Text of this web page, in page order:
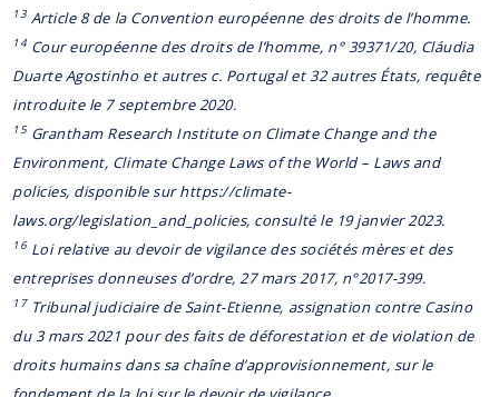
13Article 8 de la Convention européenne des droits de l’homme.
14 Cour européenne des droits de l’homme, n° 39371/20, Cláudia
Duarte Agostinho et autres c. Portugal et 32 autres États, requête
introduite le 7 septembre 2020.
15Grantham Research Institute on Climate Change and the
Environment, Climate Change Laws of the World – Laws and
policies, disponible sur https://climate-
laws.org/legislation_and_policies, consulté le 19 janvier 2023.
16Loi relative au devoir de vigilance des sociétés mères et des
entreprises donneuses d’ordre, 27 mars 2017, n°2017-399.
17Tribunal judiciaire de Saint-Etienne, assignation contre Casino
du 3 mars 2021 pour des faits de déforestation et de violation de
droits humains dans sa chaîne d’approvisionnement, sur le